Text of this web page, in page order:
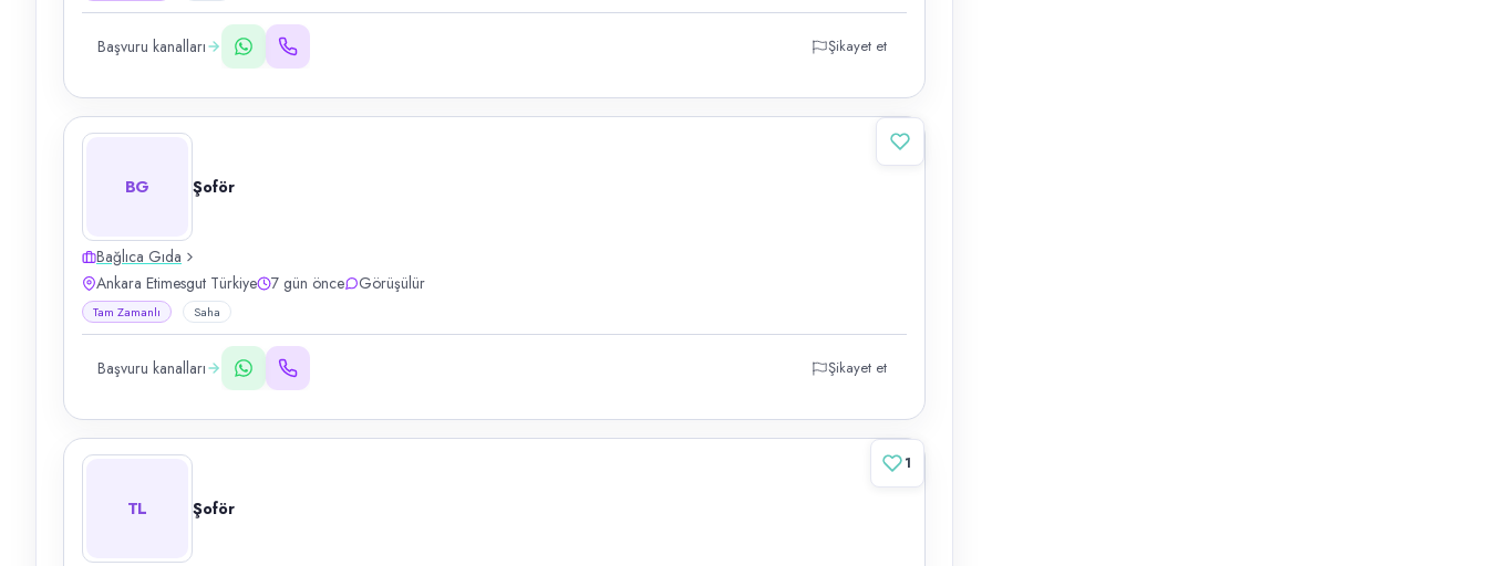
Başvuru kanalları Şikayet et
BG Şoför
Bağlıca Gıda
Ankara Etimesgut Türkiye
7 gün önce Görüşülür
Tam Zamanlı Saha
Başvuru kanalları Şikayet et
TL Şoför
1